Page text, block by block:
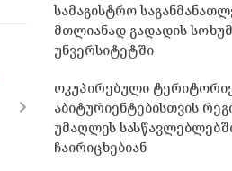
სამაგისტრო
მთლიანად გადადის
უნვერსიტეტში
ოკუპირებული
აბიტურიენტებისთვის
უმაღლეს
ჩაირიცხებიან